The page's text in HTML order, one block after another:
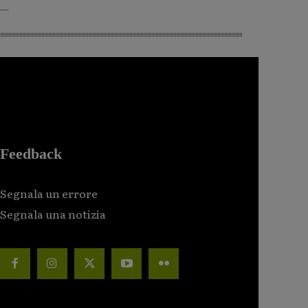
Feedback
Segnala un errore
Segnala una notizia